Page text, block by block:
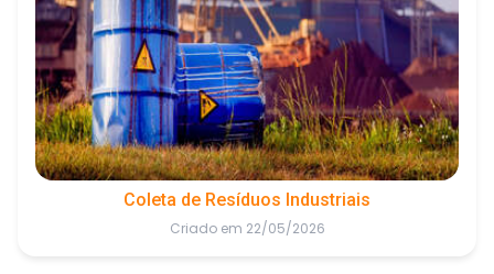
Coleta de Resíduos Industriais
Criado em 22/05/2026